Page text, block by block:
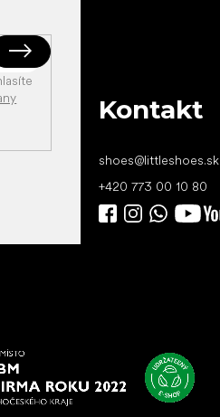
Kontakt
shoes@littleshoes.sk
+420 773 00 10 80